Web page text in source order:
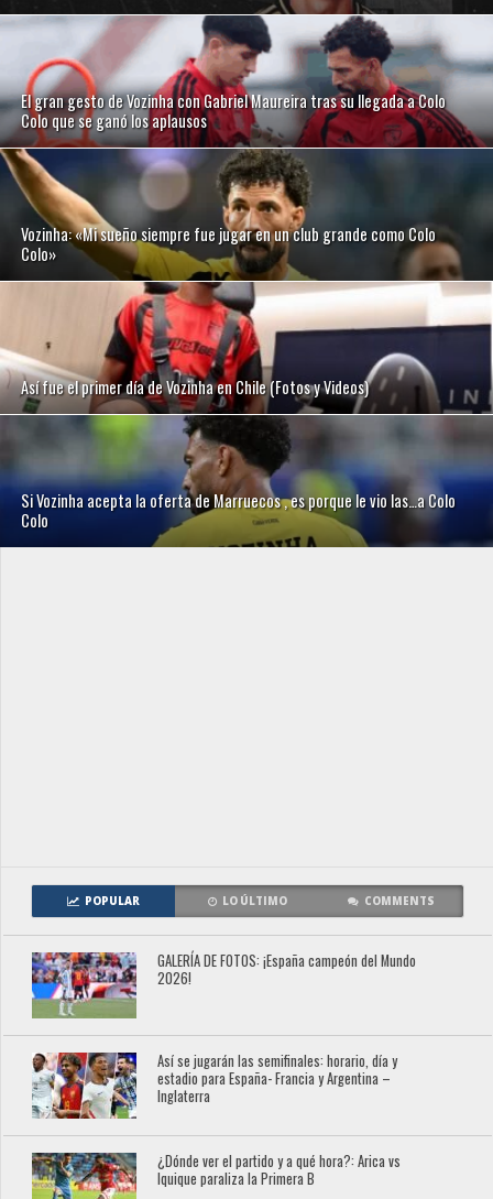
El gran gesto de Vozinha con Gabriel Maureira tras su llegada a Colo
Colo que se ganó los aplausos
Vozinha: «Mi sueño siempre fue jugar en un club grande como Colo
Colo»
Así fue el primer día de Vozinha en Chile (Fotos y Videos)
Si Vozinha acepta la oferta de Marruecos , es porque le vio las…a Colo
Colo
POPULAR LO ÚLTIMO COMMENTS
GALERÍA DE FOTOS: ¡España campeón del Mundo
2026!
Así se jugarán las semifinales: horario, día y
estadio para España- Francia y Argentina –
Inglaterra
¿Dónde ver el partido y a qué hora?: Arica vs
Iquique paraliza la Primera B